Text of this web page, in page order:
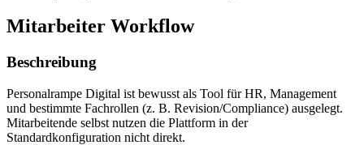
Mitarbeiter Workflow
Beschreibung
Personalrampe Digital ist bewusst als Tool für HR, Management
und bestimmte Fachrollen (z. B. Revision/Compliance) ausgelegt.
Mitarbeitende selbst nutzen die Plattform in der
Standardkonfiguration nicht direkt.